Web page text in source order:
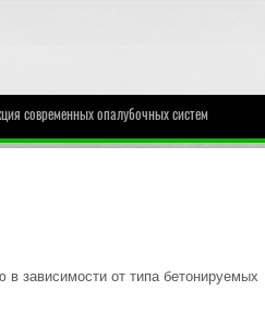
современных опалубочных систем
зависимости от типа бетонируемых